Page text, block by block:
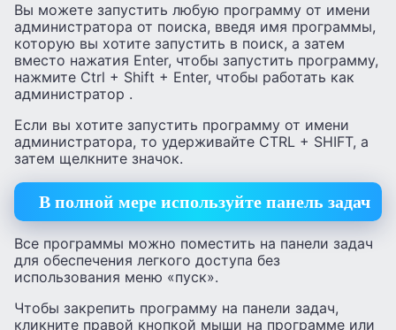
Вы можете запустить любую программу от имени
администратора от поиска, введя имя программы,
которую вы хотите запустить в поиск, а затем
вместо нажатия Enter, чтобы запустить программу,
нажмите Ctrl + Shift + Enter, чтобы работать как
администратор .
Если вы хотите запустить программу от имени
администратора, то удерживайте CTRL + SHIFT, а
затем щелкните значок.
В полной мере используйте панель задач
Все программы можно поместить на панели задач
для обеспечения легкого доступа без
использования меню «пуск».
Чтобы закрепить программу на панели задач,
кликните правой кнопкой мыши на программе или